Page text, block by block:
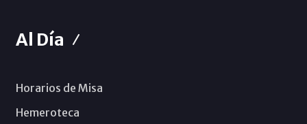
Al Día
Horarios de Misa
Hemeroteca